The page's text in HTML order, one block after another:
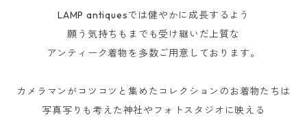
LAMP antiquesでは健やかに成長するよう
願う気持ちもまでも受け継いだ上質な
アンティーク着物を多数ご用意しております。
カメラマンがコツコツと集めたコレクションのお着物たちは
写真写りも考えた神社やフォトスタジオに映える